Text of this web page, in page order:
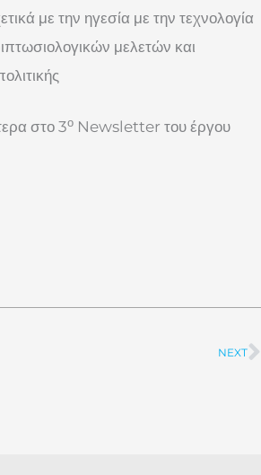
με την ηγεσία με την τεχνολογία
μελετών και
στο 3ο Newsletter του έργου
NEXT